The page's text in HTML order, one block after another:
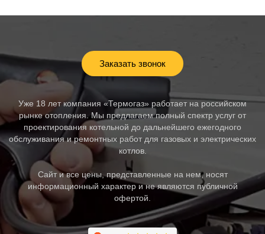
Заказать звонок
Уже 18 лет компания «Термогаз» работает на российском
рынке отопления. Мы предлагаем полный спектр услуг от
проектирования котельной до дальнейшего ежегодного
обслуживания и ремонтных работ для газовых и электрических
котлов.
Сайт и все цены, представленные на нем, носят
информационный характер и не являются публичной
офертой.